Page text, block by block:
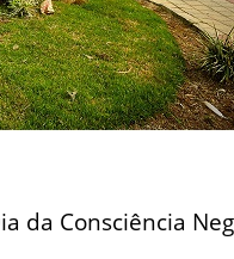
da Consciência